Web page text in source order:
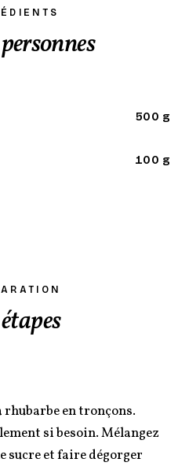
500 g
100 g
rhubarbe en tronçons.
si besoin. Mélangez
sucre et faire dégorger